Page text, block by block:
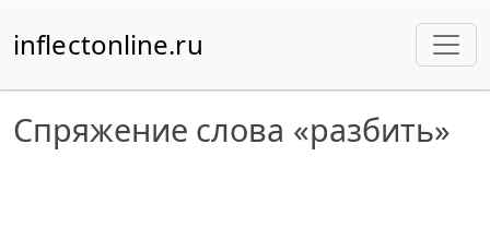
inflectonline.ru
Спряжение слова «разбить»